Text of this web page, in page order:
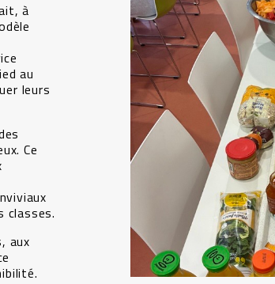
à
au
leurs
Ce
classes.
aux